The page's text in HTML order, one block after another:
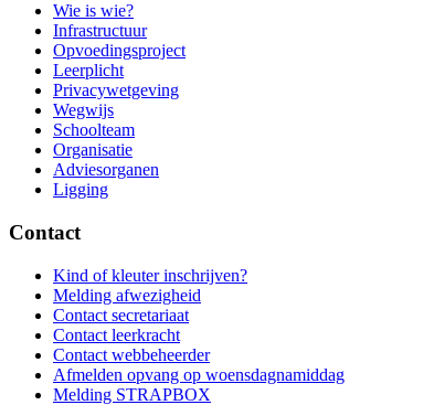
Wie is wie?
Infrastructuur
Opvoedingsproject
Leerplicht
Privacywetgeving
Wegwijs
Schoolteam
Organisatie
Adviesorganen
Ligging
Contact
Kind of kleuter inschrijven?
Melding afwezigheid
Contact secretariaat
Contact leerkracht
Contact webbeheerder
Afmelden opvang op woensdagnamiddag
Melding STRAPBOX